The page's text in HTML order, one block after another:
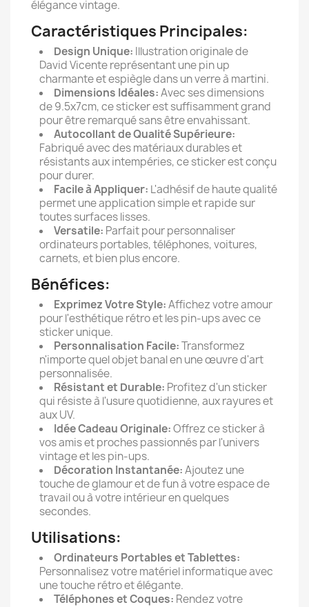
élégance vintage.
Caractéristiques Principales:
Design Unique: Illustration originale de
David Vicente représentant une pin up
charmante et espiègle dans un verre à martini.
Dimensions Idéales:Avec ses dimensions
de 9.5x7cm, ce sticker est suffisamment grand
pour être remarqué sans être envahissant.
Autocollant de Qualité Supérieure:
Fabriqué avec des matériaux durables et
résistants aux intempéries, ce sticker est conçu
pour durer.
Facile à Appliquer: L'adhésif de haute qualité
permet une application simple et rapide sur
toutes surfaces lisses.
Versatile: Parfait pour personnaliser
ordinateurs portables, téléphones, voitures,
carnets, et bien plus encore.
Bénéfices:
Exprimez Votre Style:Affichez votre amour
pour l'esthétique rétro et les pin-ups avec ce
sticker unique.
Personnalisation Facile:Transformez
n'importe quel objet banal en une œuvre d'art
personnalisée.
Résistant et Durable: Profitez d'un sticker
qui résiste à l'usure quotidienne, aux rayures et
aux UV.
Idée Cadeau Originale:Offrez ce sticker à
vos amis et proches passionnés par l'univers
vintage et les pin-ups.
Décoration Instantanée:Ajoutez une
touche de glamour et de fun à votre espace de
travail ou à votre intérieur en quelques
secondes.
Utilisations:
Ordinateurs Portables et Tablettes:
Personnalisez votre matériel informatique avec
une touche rétro et élégante.
Téléphones et Coques: Rendez votre